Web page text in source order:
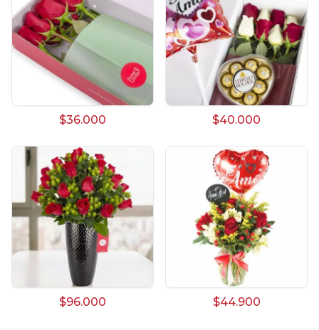
$36.000 $40.000
$96.000 $44.900